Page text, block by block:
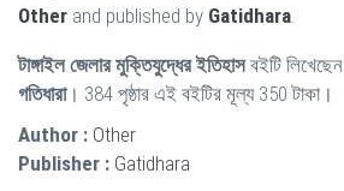
Other and published by Gatidhara
টাঙ্গাইল জেলার মুক্তিযুদ্ধের ইতিহাসবইটি লিখেছেন
গতিধারা। 384 পৃষ্ঠার এই বইটির মূল্য 350 টাকা।
Author : Other
Publisher : Gatidhara